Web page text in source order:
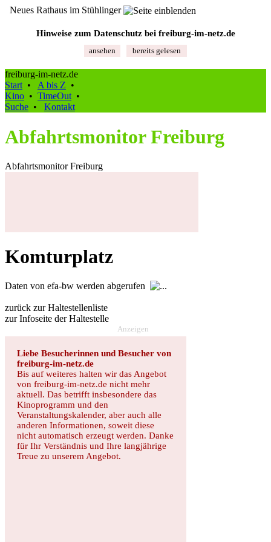
Neues Rathaus im Stühlinger
Hinweise zum Datenschutz bei freiburg‑im‑netz.de
ansehen bereits gelesen
freiburg-im-netz.de
Start • A bis Z •
Kino • TimeOut •
Suche • Kontakt
Abfahrtsmonitor Freiburg
Abfahrtsmonitor Freiburg
Komturplatz
Daten von efa-bw werden abgerufen
zurück zur Haltestellenliste
zur Infoseite der Haltestelle
Anzeigen
Liebe Besucherinnen und Besucher von
freiburg-im-netz.de
Bis auf weiteres halten wir das Angebot
von freiburg-im-netz.de nicht mehr
aktuell. Das betrifft insbesondere das
Kinoprogramm und den
Veranstaltungskalender, aber auch alle
anderen Informationen, soweit diese
nicht automatisch erzeugt werden. Danke
für Ihr Verständnis und Ihre langjährige
Treue zu unserem Angebot.